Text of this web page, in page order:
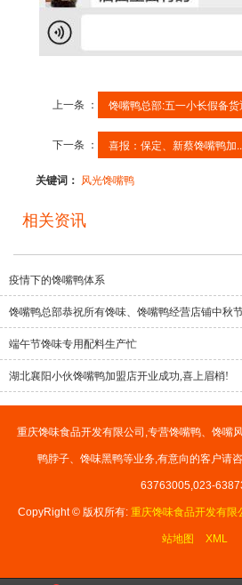
上一条 ： 馋嘴鸭总部:五一小长假备货
下一条 ： 喜报：保定、新蔡馋嘴鸭加
关键词： 风光馋嘴鸭
相关资讯
疫情下的馋嘴鸭体系
馋嘴鸭总部恭祝所有馋味、馋嘴鸭经营店铺中秋
端午节馋味专用配料生产忙
湖北襄阳小伙馋嘴鸭加盟店开业成功,喜上眉梢!
重庆馋味食品开发有限公司,专营馋嘴鸭、馋嘴
鸭脖子、馋味黑鸭等业务,有意向的客户请
63763005,023-
CopyRight © 版权所有: 重庆馋味食品开发有限
站地图 XML